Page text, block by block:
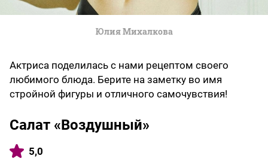
Юлия Михалкова
Актриса поделилась с нами рецептом своего
любимого блюда. Берите на заметку во имя
стройной фигуры и отличного самочувствия!
Салат «Воздушный»
5,0